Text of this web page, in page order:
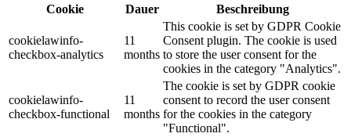
Cookie
Dauer Beschreibung
cookielawinfo-
checkbox-analytics
11
months
This cookie is set by GDPR Cookie
Consent plugin. The cookie is used
to store the user consent for the
cookies in the category "Analytics".
cookielawinfo-
checkbox-functional
11
months
The cookie is set by GDPR cookie
consent to record the user consent
for the cookies in the category
"Functional".